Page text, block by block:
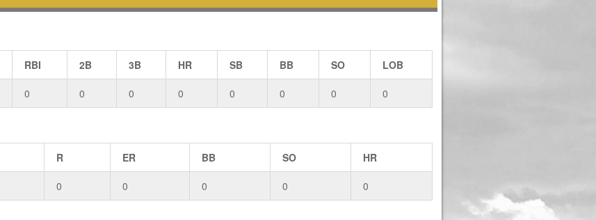
RBI 2B 3B HR SB BB SO LOB
0 0 0 0 0 0 0 0
R ER BB SO HR
0 0 0 0 0